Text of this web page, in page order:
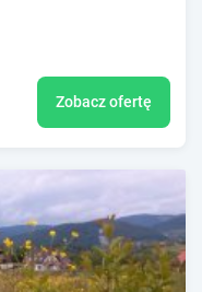
Zobacz ofertę